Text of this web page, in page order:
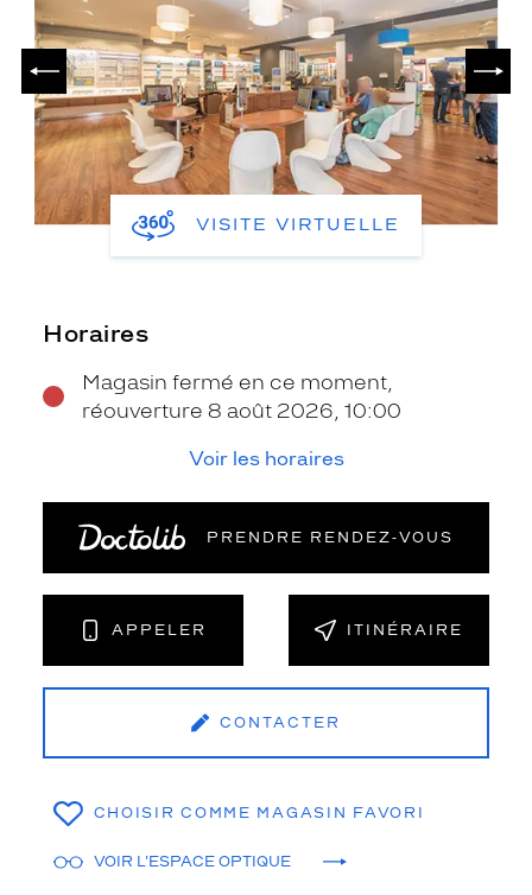
PRÉCÉDENT
VISITE VIRTUELLE
Horaires
Magasin fermé en ce moment,
réouverture 8 août 2026, 10:00
Voir les horaires
PRENDRE RENDEZ‑VOUS
APPELER ITINÉRAIRE
CONTACTER
CHOISIR COMME MAGASIN FAVORI
VOIR L'ESPACE OPTIQUE